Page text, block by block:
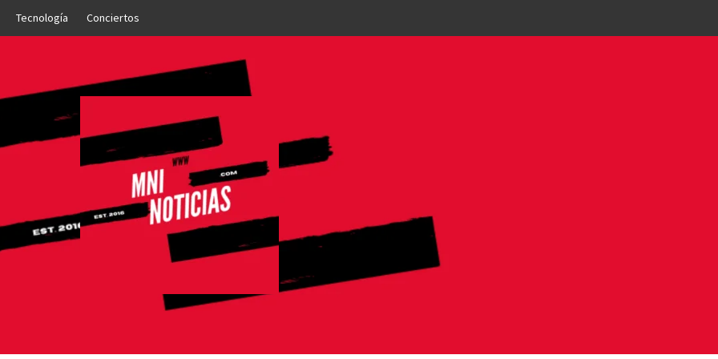
Tecnología Conciertos